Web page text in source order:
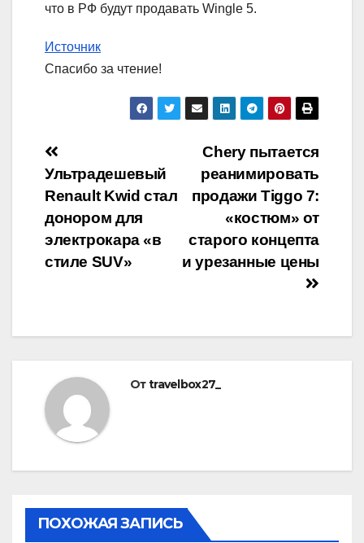
что в РФ будут продавать Wingle 5.
Источник
Спасибо за чтение!
Навигация
по
записям
Chery пытается
реанимировать
продажи Tiggo 7:
«костюм» от
старого концепта
и урезанные цены
Ультрадешевый
Renault Kwid стал
донором для
электрокара «в
стиле SUV»
Отtravelbox27_
ПОХОЖАЯ ЗАПИСЬ